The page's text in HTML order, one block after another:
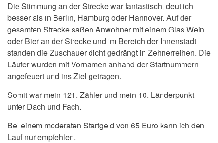
Die Stimmung an der Strecke war fantastisch, deutlich
besser als in Berlin, Hamburg oder Hannover. Auf der
gesamten Strecke saßen Anwohner mit einem Glas Wein
oder Bier an der Strecke und im Bereich der Innenstadt
standen die Zuschauer dicht gedrängt in Zehnerreihen. Die
Läufer wurden mit Vornamen anhand der Startnummern
angefeuert und ins Ziel getragen.
Somit war mein 121. Zähler und mein 10. Länderpunkt
unter Dach und Fach.
Bei einem moderaten Startgeld von 65 Euro kann ich den
Lauf nur empfehlen.